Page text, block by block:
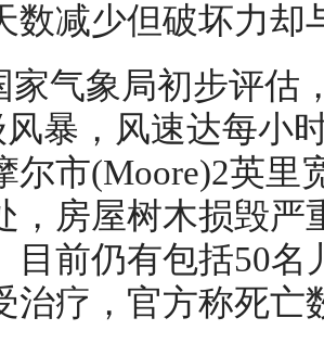
数减少但破坏力却
家气象局初步评估
风暴，风速达每小
尔市(Moore)2英里
，房屋树木损毁严
目前仍有包括50
治疗，官方称死亡